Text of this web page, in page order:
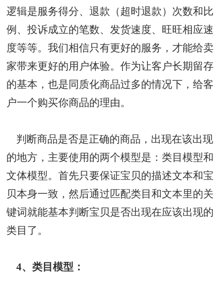
逻辑是服务得分、退款（超时退款）次数和比
例、投诉成立的笔数、发货速度、旺旺相应速
度等等。我们相信只有更好的服务，才能给卖
家带来更好的用户体验。作为让客户长期留存
的基本，也是同质化商品过多的情况下，给客
户一个购买你商品的理由。
判断商品是否是正确的商品，出现在该出现
的地方，主要使用的两个模型是：类目模型和
文体模型。首先只要保证宝贝的描述文本和宝
贝本身一致，然后通过匹配类目和文本里的关
键词就能基本判断宝贝是否出现在应该出现的
类目了。
4、类目模型：